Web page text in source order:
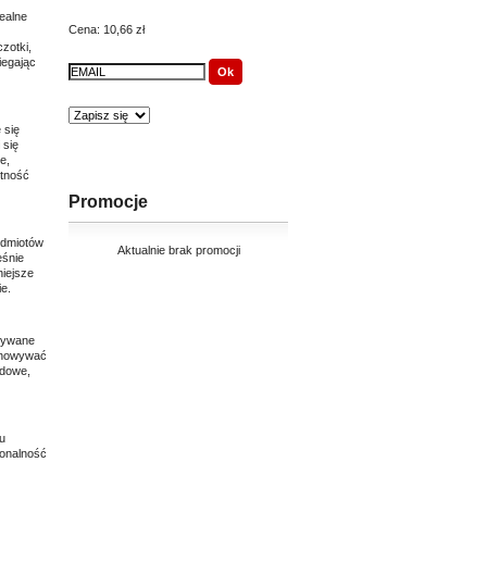
się
się
Cena: 10,66 zł
Promocje
Aktualnie brak promocji